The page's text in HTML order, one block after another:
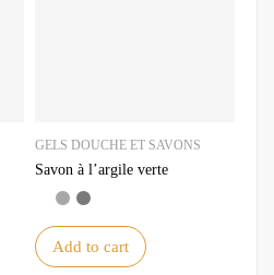
GELS DOUCHE ET SAVONS
Savon à l’argile verte
Add to cart